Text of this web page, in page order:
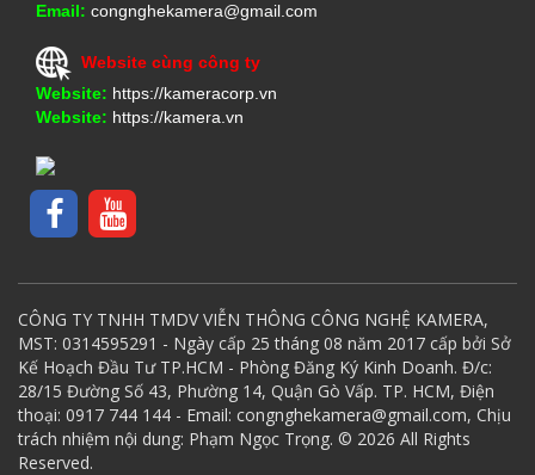
Email: congnghekamera@gmail.com
Website cùng công ty
Website: https://kameracorp.vn
Website: https://kamera.vn
CÔNG TY TNHH TMDV VIỄN THÔNG CÔNG NGHỆ KAMERA,
MST: 0314595291 - Ngày cấp 25 tháng 08 năm 2017 cấp bởi Sở
Kế Hoạch Đầu Tư TP.HCM - Phòng Đăng Ký Kinh Doanh. Đ/c:
28/15 Đường Số 43, Phường 14, Quận Gò Vấp. TP. HCM, Điện
thoại: 0917 744 144 - Email: congnghekamera@gmail.com, Chịu
trách nhiệm nội dung: Phạm Ngọc Trọng. © 2026 All Rights
Reserved.